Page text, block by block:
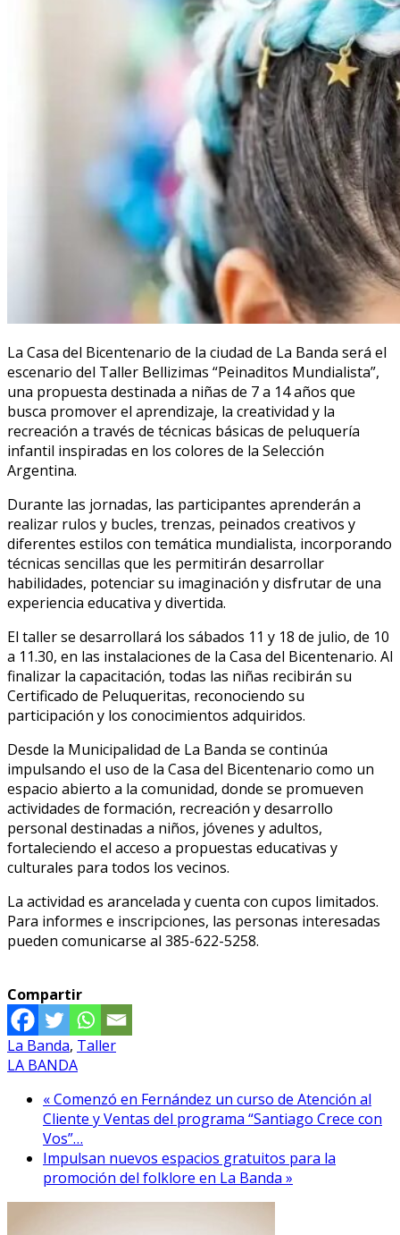
La Casa del Bicentenario de la ciudad de La Banda será el
escenario del Taller Bellizimas “Peinaditos Mundialista”,
una propuesta destinada a niñas de 7 a 14 años que
busca promover el aprendizaje, la creatividad y la
recreación a través de técnicas básicas de peluquería
infantil inspiradas en los colores de la Selección
Argentina.
Durante las jornadas, las participantes aprenderán a
realizar rulos y bucles, trenzas, peinados creativos y
diferentes estilos con temática mundialista, incorporando
técnicas sencillas que les permitirán desarrollar
habilidades, potenciar su imaginación y disfrutar de una
experiencia educativa y divertida.
El taller se desarrollará los sábados 11 y 18 de julio, de 10
a 11.30, en las instalaciones de la Casa del Bicentenario. Al
finalizar la capacitación, todas las niñas recibirán su
Certificado de Peluqueritas, reconociendo su
participación y los conocimientos adquiridos.
Desde la Municipalidad de La Banda se continúa
impulsando el uso de la Casa del Bicentenario como un
espacio abierto a la comunidad, donde se promueven
actividades de formación, recreación y desarrollo
personal destinadas a niños, jóvenes y adultos,
fortaleciendo el acceso a propuestas educativas y
culturales para todos los vecinos.
La actividad es arancelada y cuenta con cupos limitados.
Para informes e inscripciones, las personas interesadas
pueden comunicarse al 385-622-5258.
Compartir
La Banda, Taller
LA BANDA
« Comenzó en Fernández un curso de Atención al
Cliente y Ventas del programa “Santiago Crece con
Vos”…
Impulsan nuevos espacios gratuitos para la
promoción del folklore en La Banda »